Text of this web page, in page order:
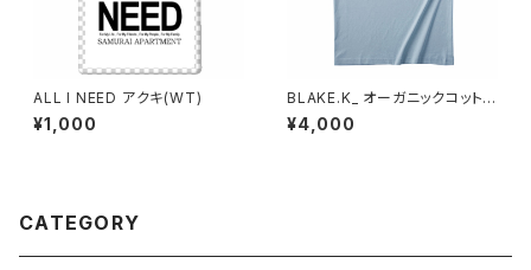
ALL I NEED アクキ(WT)
¥1,000
BLAKE.K_ オーガニックコットン
T（アシッドブルー）XL
¥4,000
CATEGORY